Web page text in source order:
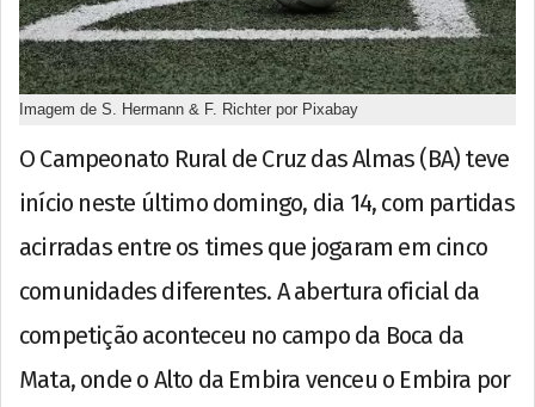
Imagem de S. Hermann & F. Richter por Pixabay
O Campeonato Rural de Cruz das Almas (BA) teve
início neste último domingo, dia 14, com partidas
acirradas entre os times que jogaram em cinco
comunidades diferentes. A abertura oficial da
competição aconteceu no campo da Boca da
Mata, onde o Alto da Embira venceu o Embira por